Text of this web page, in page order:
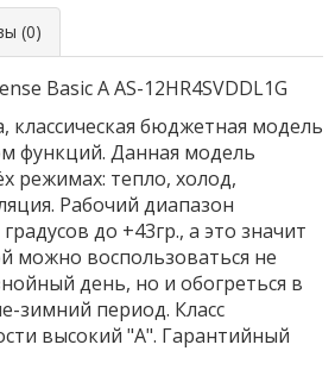
(0)
Basic A AS-12HR4SVDDL1G
классическая бюджетная модель
функций. Данная модель
режимах: тепло, холод,
Рабочий диапазон
до +43гр., а это значит
можно воспользоваться не
день, но и обогреться в
зимний период. Класс
высокий "А". Гарантийный